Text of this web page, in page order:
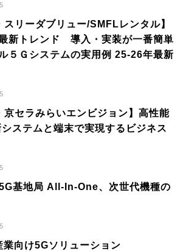
スリーダブリュー/SMFLレンタル】
新トレンド 導入・実装が一番簡単
５Ｇシステムの実用例 25-26年最新
京セラみらいエンビジョン】高性能
ステムと端末で実現するビジネス
基地局 All-In-One、次世代機種の
業向け5Gソリューション